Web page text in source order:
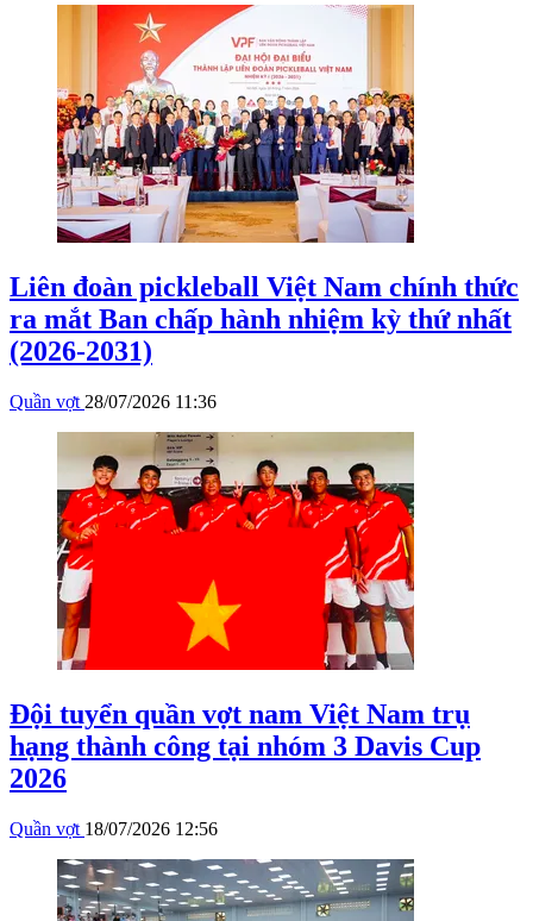
Liên đoàn pickleball Việt Nam chính thức
ra mắt Ban chấp hành nhiệm kỳ thứ nhất
(2026-2031)
Quần vợt 28/07/2026 11:36
Đội tuyển quần vợt nam Việt Nam trụ
hạng thành công tại nhóm 3 Davis Cup
2026
Quần vợt 18/07/2026 12:56